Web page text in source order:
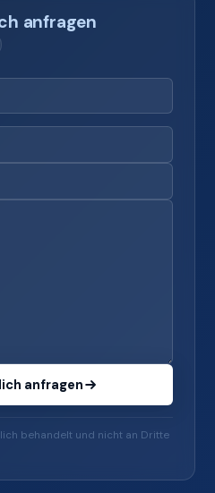
anfragen
anfragen
behandelt und nicht an Dritte